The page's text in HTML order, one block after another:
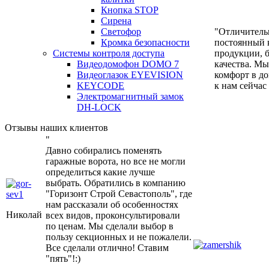
Кнопка STOP
Сирена
Светофор
Кромка безопасности
Системы контроля доступа
Видеодомофон DOMO 7
Видеоглазок EYEVISION
KEYCODE
Электромагнитный замок
DH-LOCK
Отзывы наших клиентов
Николай
"
Давно собирались поменять
гаражные ворота, но все не могли
определиться какие лучше
выбрать. Обратились в компанию
"Горизонт Строй Севастополь", где
нам рассказали об особенностях
всех видов, проконсультировали
по ценам. Мы сделали выбор в
пользу секционных и не пожалели.
Все сделали отлично! Ставим
"пять"!:)
постоянный
продукции,
качества.
комфорт в
к нам